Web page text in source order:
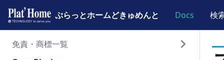
ぷらっとホームどきゅめんと Docs 検
ぷらっとホームどきゅめんと
免責・商標一覧